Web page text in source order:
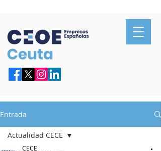
Entrada
Actualidad CECE
CECE